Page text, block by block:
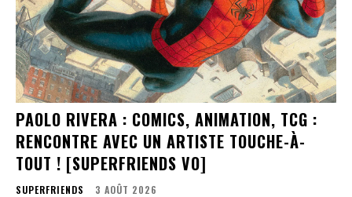
PAOLO RIVERA : COMICS, ANIMATION, TCG :
RENCONTRE AVEC UN ARTISTE TOUCHE-À-
TOUT ! [SUPERFRIENDS VO]
SUPERFRIENDS 3 AOÛT 2026